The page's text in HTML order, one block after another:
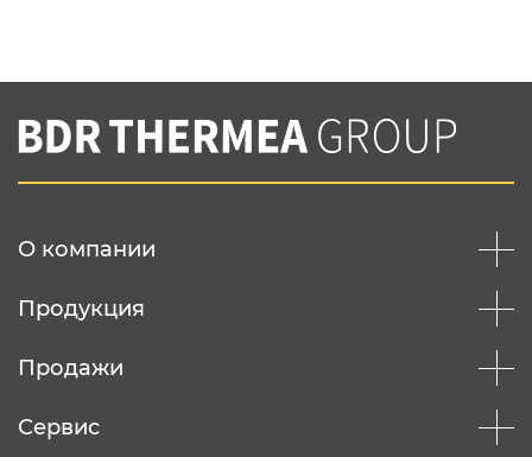
Вы соглашаетесь с нашей политикой
конфеденциальности
О компании
Продукция
Продажи
Сервис